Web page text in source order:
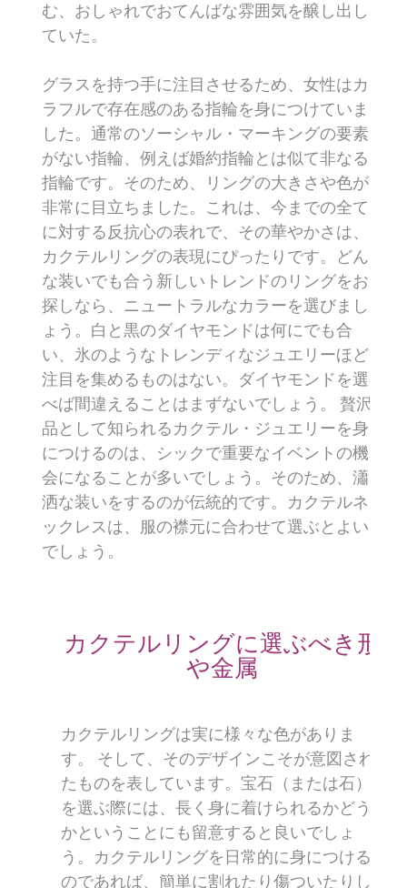
む、おしゃれでおてんばな雰囲気を醸し出し
ていた。
グラスを持つ手に注目させるため、女性はカ
ラフルで存在感のある指輪を身につけていま
した。通常のソーシャル・マーキングの要素
がない指輪、例えば婚約指輪とは似て非なる
指輪です。そのため、リングの大きさや色が
非常に目立ちました。これは、今までの全て
に対する反抗心の表れで、その華やかさは、
カクテルリングの表現にぴったりです。どん
な装いでも合う新しいトレンドのリングをお
探しなら、ニュートラルなカラーを選びまし
ょう。白と黒のダイヤモンドは何にでも合
い、氷のようなトレンディなジュエリーほど
注目を集めるものはない。ダイヤモンドを選
べば間違えることはまずないでしょう。 贅沢
品として知られるカクテル・ジュエリーを身
につけるのは、シックで重要なイベントの機
会になることが多いでしょう。そのため、瀟
洒な装いをするのが伝統的です。カクテルネ
ックレスは、服の襟元に合わせて選ぶとよい
でしょう。
カクテルリングに選ぶべき形
や金属
カクテルリングは実に様々な色がありま
す。 そして、そのデザインこそが意図され
たものを表しています。宝石（または石）
を選ぶ際には、長く身に着けられるかどう
かということにも留意すると良いでしょ
う。カクテルリングを日常的に身につける
のであれば、簡単に割れたり傷ついたりし